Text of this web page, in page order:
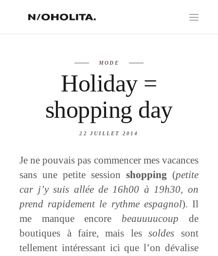
MODE
Holiday =
shopping day
22 JUILLET 2014
Je ne pouvais pas commencer mes vacances
sans une petite session shopping (petite
car j’y suis allée de 16h00 à 19h30, on
prend rapidement le rythme espagnol). Il
me manque encore beauuuucoup de
boutiques à faire, mais lessoldes sont
tellement intéressant ici que l’on dévalise